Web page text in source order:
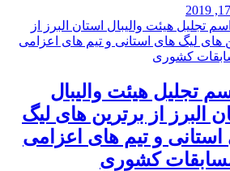
تجلیل هیئت والیبال
البرز از برترین های لیگ
استانی و تیم های اعزامی
کشوری